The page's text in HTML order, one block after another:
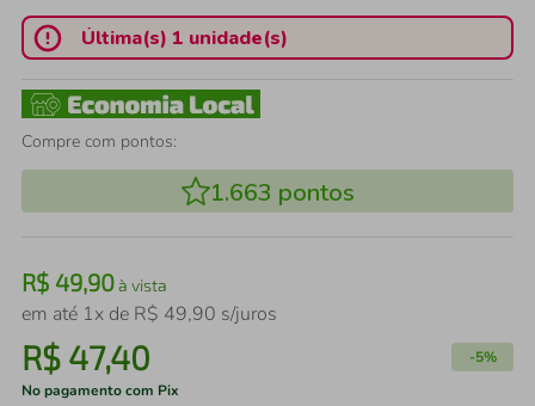
Última(s) 1 unidade(s)
Compre com pontos:
1.663 pontos
R$ 49,90à vista
em até 1x de R$ 49,90 s/juros
R$ 47,40 -5%
No pagamento com Pix